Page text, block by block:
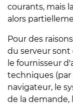
courants, mais
alors
Pour des
du serveur sont
le fournisseur
techniques
navigateur, le
de la demande,